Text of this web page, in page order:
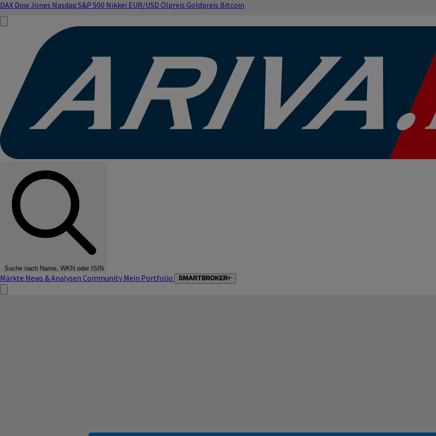
DAX Dow Jones Nasdaq S&P 500 Nikkei EUR/USD Ölpreis Goldpreis Bitcoin
Suche nach Name, WKN oder ISIN
Märkte News & Analysen Community Mein Portfolio